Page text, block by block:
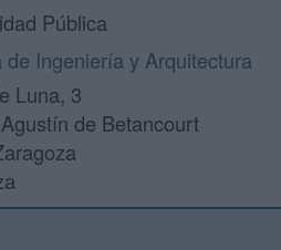
Pública
de Ingeniería y Arquitectura
Luna, 3
de Betancourt